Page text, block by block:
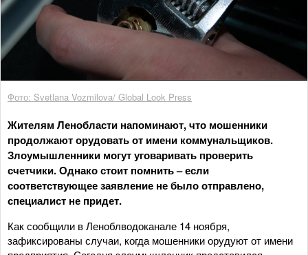
Фото: Svetlana Vozmilova/ Global Look Press
Жителям Ленобласти напоминают, что мошенники
продолжают орудовать от имени коммунальщиков.
Злоумышленники могут уговаривать проверить
счетчики. Однако стоит помнить – если
соответствующее заявление не было отправлено,
специалист не придет.
Как сообщили в Леноблводоканале 14 ноября,
зафиксированы случаи, когда мошенники орудуют от имени